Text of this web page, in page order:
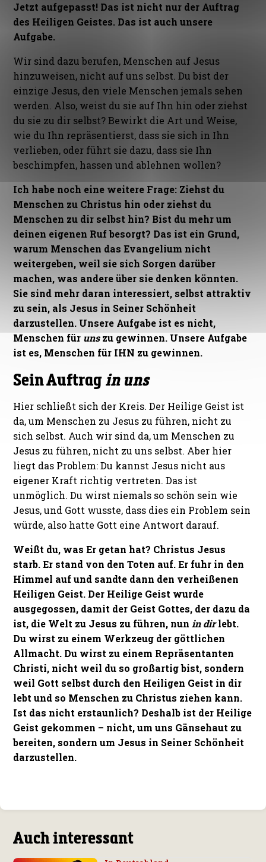
Jetzt aufgepasst! Das ist nicht nur der Auftrag
des Heiligen Geistes. Das ist auch unsere
Aufgabe.
Wir sind dazu berufen, Menschen auf Jesus
hinzuweisen, nicht auf uns selbst. Du bist der
einzige Jesus, den viele Menschen jemals sehen
werden. Also, weist du sie auf Ihn hin oder ziehst
du sie zu dir selbst? Bewirkt die Art und Weise,
wie du Ihn repräsentierst, dass sie sich in Ihn
verlieben, oder führt sie dazu, dass sie Ihn
beschimpfen, hassen und ablehnen wollen?
Ich habe noch eine weitere Frage: Ziehst du
Menschen zu Christus hin oder ziehst du
Menschen zu dir selbst hin? Bist du mehr um
deinen eigenen Ruf besorgt? Das ist ein Grund,
warum Menschen das Evangelium nicht
weitergeben, weil sie sich Sorgen darüber
machen, was andere über sie denken könnten.
Sie sind mehr daran interessiert, selbst attraktiv
zu sein, als Jesus in Seiner Schönheit
darzustellen. Unsere Aufgabe ist es nicht,
Menschen für unszu gewinnen. Unsere Aufgabe
ist es, Menschen für IHN zu gewinnen.
Sein Auftragin uns
Hier schließt sich der Kreis. Der Heilige Geist ist
da, um Menschen zu Jesus zu führen, nicht zu
sich selbst. Auch wir sind da, um Menschen zu
Jesus zu führen, nicht zu uns selbst. Aber hier
liegt das Problem: Du kannst Jesus nicht aus
eigener Kraft richtig vertreten. Das ist
unmöglich. Du wirst niemals so schön sein wie
Jesus, und Gott wusste, dass dies ein Problem sein
würde, also hatte Gott eine Antwort darauf.
Weißt du, was Er getan hat? Christus Jesus
starb. Er stand von den Toten auf. Er fuhr in den
Himmel auf und sandte dann den verheißenen
Heiligen Geist. Der Heilige Geist wurde
ausgegossen, damit der Geist Gottes, der dazu da
ist, die Welt zu Jesus zu führen, nunin dirlebt.
Du wirst zu einem Werkzeug der göttlichen
Allmacht. Du wirst zu einem Repräsentanten
Christi, nicht weil du so großartig bist, sondern
weil Gott selbst durch den Heiligen Geist in dir
lebt und so Menschen zu Christus ziehen kann.
Ist das nicht erstaunlich? Deshalb ist der Heilige
Geist gekommen – nicht, um uns Gänsehaut zu
bereiten, sondern um Jesus in Seiner Schönheit
darzustellen.
Auch interessant